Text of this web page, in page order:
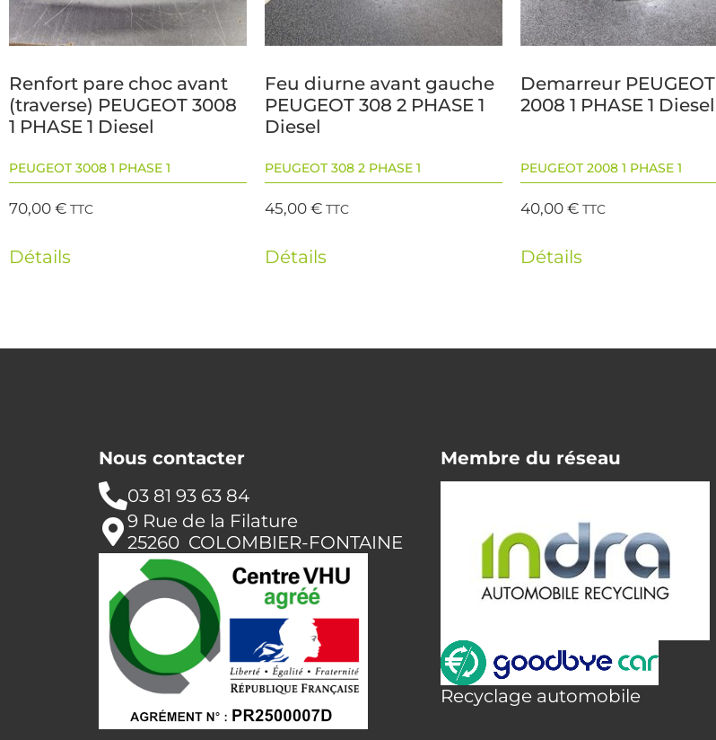
Renfort pare choc avant
(traverse) PEUGEOT 3008
1 PHASE 1 Diesel
PEUGEOT 3008 1 PHASE 1
70,00€ TTC
Détails
Feu diurne avant gauche
PEUGEOT 308 2 PHASE 1
Diesel
PEUGEOT 308 2 PHASE 1
45,00€ TTC
Détails
Demarreur PEUGEOT
2008 1 PHASE 1 Diesel
PEUGEOT 2008 1 PHASE 1
40,00€ TTC
Détails
Nous contacter
03 81 93 63 84
9 Rue de la Filature
25260 COLOMBIER-FONTAINE
Membre du réseau
Recyclage automobile